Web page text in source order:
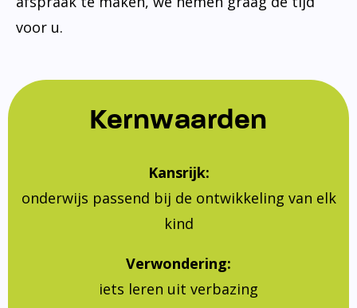
voor u.
Kernwaarden
Kansrijk:
onderwijs passend bij de ontwikkeling van elk
kind
Verwondering:
iets leren uit verbazing